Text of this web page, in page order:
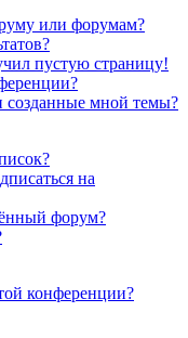
или форумам?
пустую страницу!
созданные мной темы?
на
форум?
конференции?